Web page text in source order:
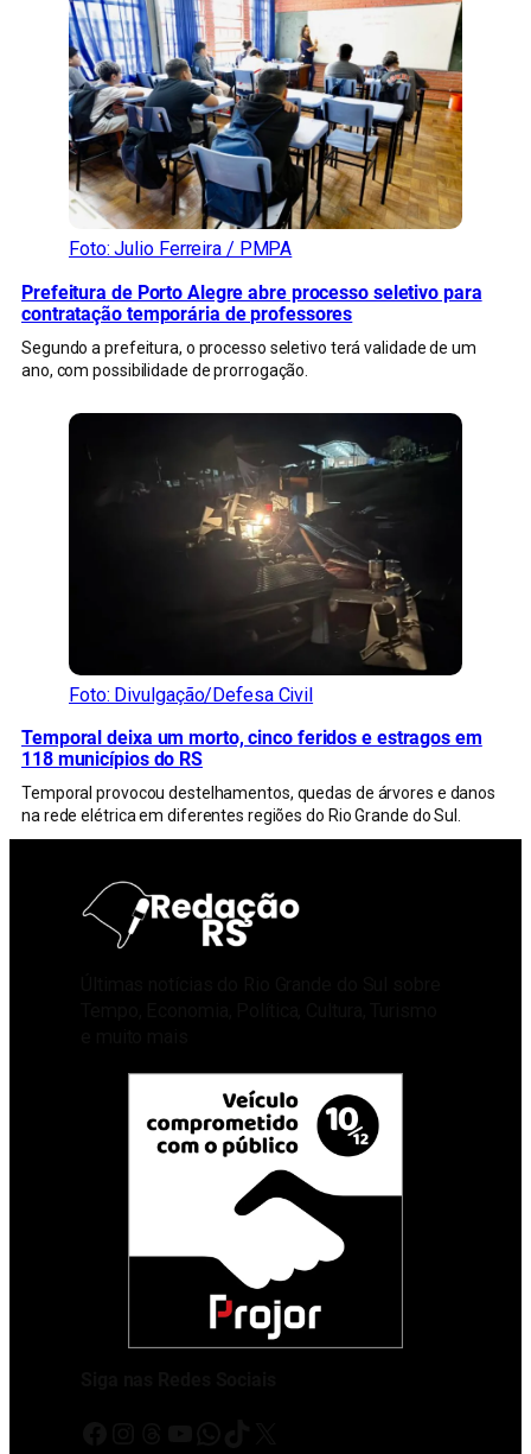
Foto: Julio Ferreira / PMPA
Prefeitura de Porto Alegre abre processo seletivo para
contratação temporária de professores
Segundo a prefeitura, o processo seletivo terá validade de um
ano, com possibilidade de prorrogação.
Foto: Divulgação/Defesa Civil
Temporal deixa um morto, cinco feridos e estragos em
118 municípios do RS
Temporal provocou destelhamentos, quedas de árvores e danos
na rede elétrica em diferentes regiões do Rio Grande do Sul.